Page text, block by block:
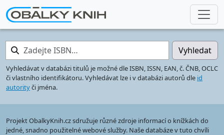
Zadejte ISBN… Vyhledat
Vyhledávat v databázi titulů je možné dle ISBN, ISSN, EAN, č. ČNB, OCLC
či vlastního identifikátoru. Vyhledávat lze i v databázi autorů dle id
autorityči jména.
Projekt ObalkyKnih.cz sdružuje různé zdroje informací o knížkách do
jedné, snadno použitelné webové služby. Naše databáze v tuto chvíli